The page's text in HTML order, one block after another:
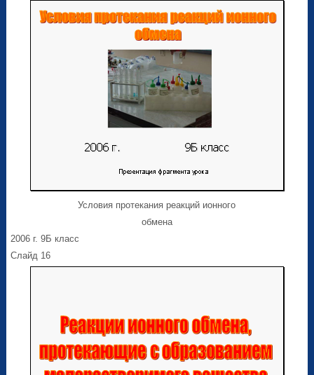
Условия протекания реакций ионного
обмена
2006 г. 9Б класс
Слайд 16